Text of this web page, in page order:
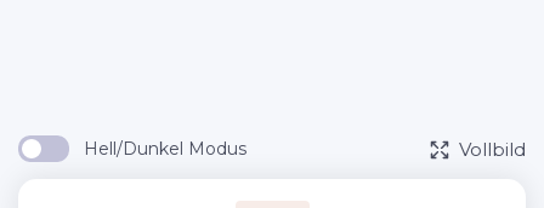
Hell/Dunkel Modus Vollbild